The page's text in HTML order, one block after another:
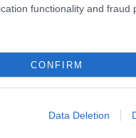
functionality and fraud
CONFIRM
Data Deletion
kazensko odgovoren za
vsebinami bodo odstranjeni.